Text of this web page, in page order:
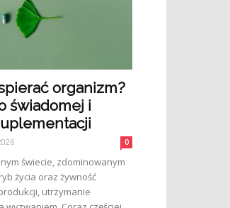
organizm?
świadomej i
0
świecie, zdominowanym
życia oraz żywność
utrzymanie